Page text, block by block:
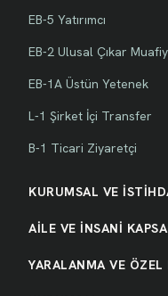
EB-5 Yatırımcı
EB-2 Ulusal Çıkar
EB-1A Üstün Yetenek
L-1 Şirket İçi Transfer
B-1 Ticari Ziyaretçi
KURUMSAL VE
AİLE VE İNSANİ
YARALANMA VE ÖZEL